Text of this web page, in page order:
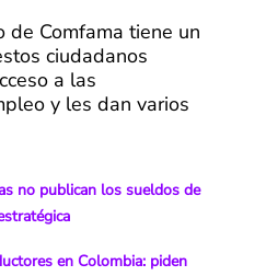
de Comfama tiene un
ciudadanos
a las
y les dan varios
no publican los sueldos de
en Colombia: piden